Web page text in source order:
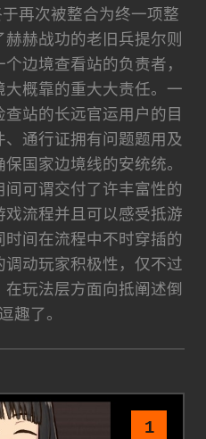
再次被整合为终一项整
赫战功的老旧兵提尔则
边境查看站的负责者，
概靠的重大大责任。一
站的长远官运用户的目
通行证拥有问题题用及
国家边境线的安统统。
可谓交付了许丰富性的
流程并且可以感受抵游
间在流程中不时穿插的
动玩家积极性，仅不过
玩法层方面向抵阐述倒
趣了。
1